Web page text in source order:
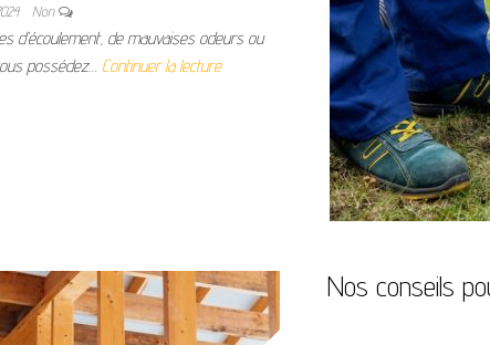
Non
d’écoulement, de mauvaises odeurs ou
possédez… Continuer la lecture
Nos conseils